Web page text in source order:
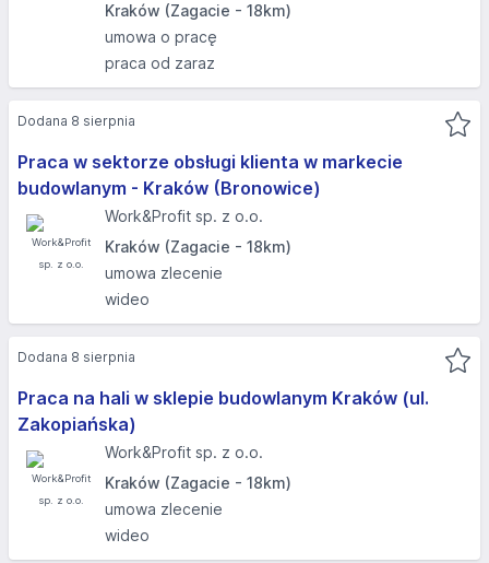
Kraków (Zagacie - 18km)
umowa o pracę
praca od zaraz
Praca w sektorze obsługi klienta w markecie
budowlanym - Kraków (Bronowice)​
Work&Profit sp. z o.o.
Kraków (Zagacie - 18km)
umowa zlecenie
wideo
Dodana 8 sierpnia
Praca na hali w sklepie budowlanym Kraków (ul.
Zakopiańska)
Work&Profit sp. z o.o.
Kraków (Zagacie - 18km)
umowa zlecenie
wideo
Dodana 8 sierpnia